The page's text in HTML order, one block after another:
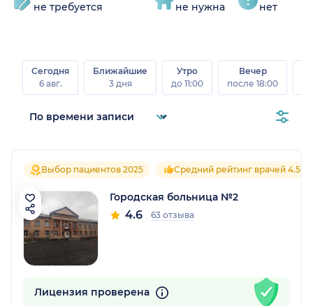
не требуется
не нужна
нет
Сегодня
6 авг.
Ближайшие
3 дня
Утро
до 11:00
Вечер
после 18:00
Выбор пациентов 2025 Средний рейтинг врачей 4.5
Городская больница №2
4.6 63 отзыва
Лицензия проверена